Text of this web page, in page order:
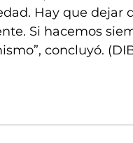
Hay que dejar
Si hacemos
concluyó.